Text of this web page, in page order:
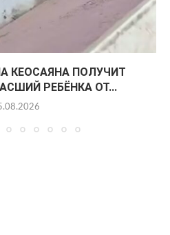
КЕОСАЯНА ПОЛУЧИТ
РЕБЁНКА ОТ...